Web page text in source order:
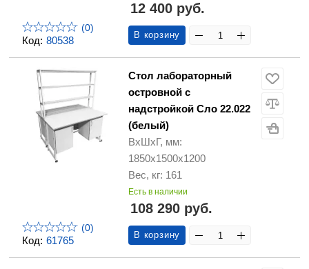
Код: 80538
(0)
12 400 руб.
В корзину
Код: 61765
(0)
Стол лабораторный
островной с
надстройкой Сло 22.022
(белый)
ВхШхГ, мм:
1850х1500х1200
Вес, кг: 161
Есть в наличии
108 290 руб.
В корзину